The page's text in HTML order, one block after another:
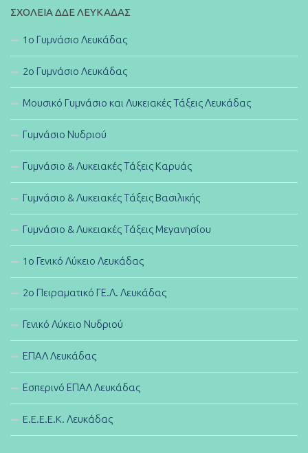
ΣΧΟΛΕΊΑ ΔΔΕ ΛΕΥΚΆΔΑΣ
1ο Γυμνάσιο Λευκάδας
2ο Γυμνάσιο Λευκάδας
Μουσικό Γυμνάσιο και Λυκειακές Τάξεις Λευκάδας
Γυμνάσιο Νυδριού
Γυμνάσιο & Λυκειακές Τάξεις Καρυάς
Γυμνάσιο & Λυκειακές Τάξεις Βασιλικής
Γυμνάσιο & Λυκειακές Τάξεις Μεγανησίου
1ο Γενικό Λύκειο Λευκάδας
2ο Πειραματικό ΓΕ.Λ. Λευκάδας
Γενικό Λύκειο Νυδριού
ΕΠΑΛ Λευκάδας
Εσπερινό ΕΠΑΛ Λευκάδας
E.E.E.E.K. Λευκάδας